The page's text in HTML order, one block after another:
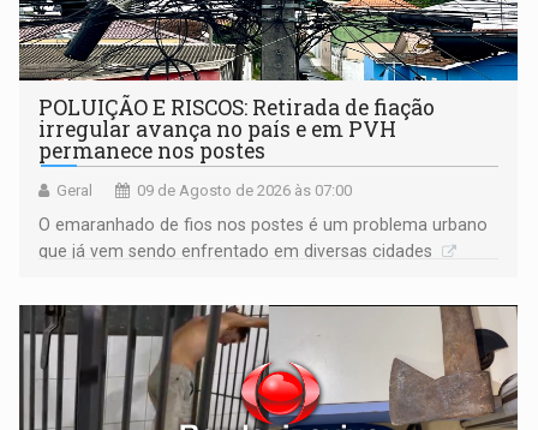
POLUIÇÃO E RISCOS: Retirada de fiação
irregular avança no país e em PVH
permanece nos postes
Geral 09 de Agosto de 2026 às 07:00
O emaranhado de fios nos postes é um problema urbano
que já vem sendo enfrentado em diversas cidades